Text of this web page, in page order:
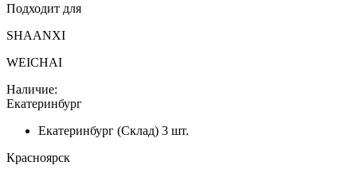
Подходит для
SHAANXI
WEICHAI
Наличие:
Екатеринбург
Екатеринбург (Склад) 3 шт.
Красноярск